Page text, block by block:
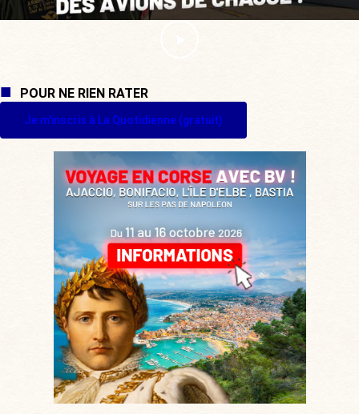
POUR NE RIEN RATER
Je m'inscris à La Quotidienne (gratuit)